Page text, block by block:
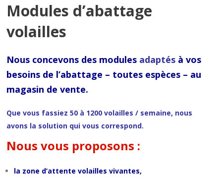
Modules d’abattage
volailles
Nous concevons des modules adaptés à vos
besoins de l’abattage – toutes espèces – au
magasin de vente.
Que vous fassiez 50 à 1200 volailles / semaine, nous
avons la solution qui vous correspond.
Nous vous proposons :
la zone d’attente volailles vivantes,